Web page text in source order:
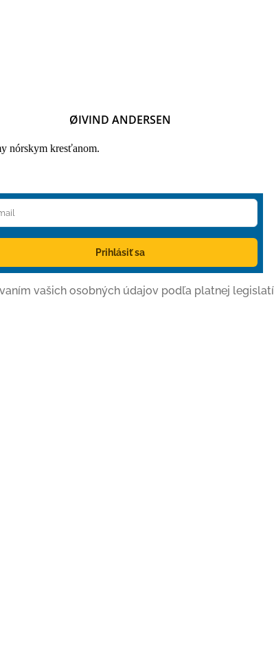
ØIVIND ANDERSEN
nórskym kresťanom.
Prihlásiť sa
vašich osobných údajov podľa platnej